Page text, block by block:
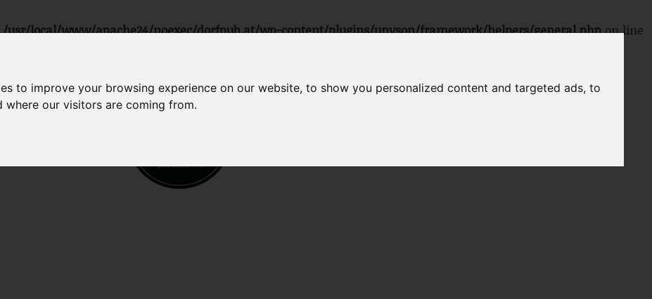
to improve your browsing experience on our website, to show you personalized content and targeted ads, to
our visitors are coming from.
/usr/local/www/apache24/noexec/dorfpub.at/wp-content/plugins/unyson/framework/helpers/general.phpon line
BAR